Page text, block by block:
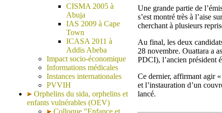
CISMA 2005 à
Abuja
IAS 2009 à Cape
Town
ICASA 2011 à
Addis Abeba
Impact socio-économique
Informations médicales
Instances internationales
PVVIH
Orphelins du sida, orphelins et
enfants vulnérables (OEV)
Colloque "Enfance et
Une grande partie de
s’est montré très à l’aise
cherchant à plusieurs
Au final, les deux
28 novembre. Ouattara a
PDCI), l’ancien président
Ce dernier, affirmant agir
et l’instauration d’un
lancé.